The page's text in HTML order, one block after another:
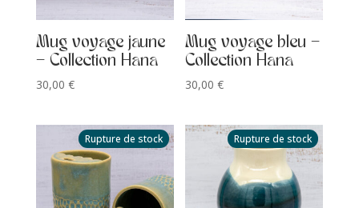
Mug voyage jaune
– Collection Hana
30,00 €
Mug voyage bleu –
Collection Hana
30,00€
Rupture de stock Rupture de stock